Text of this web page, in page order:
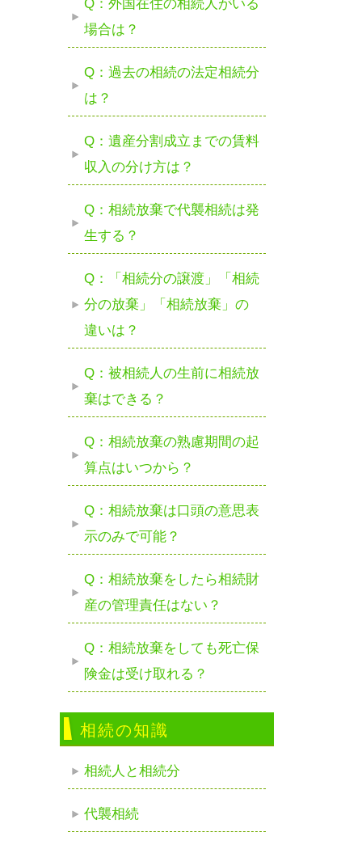
Q：外国在住の相続人がいる
場合は？
Q：過去の相続の法定相続分
は？
Q：遺産分割成立までの賃料
収入の分け方は？
Q：相続放棄で代襲相続は発
生する？
Q：「相続分の譲渡」「相続
分の放棄」「相続放棄」の
違いは？
Q：被相続人の生前に相続放
棄はできる？
Q：相続放棄の熟慮期間の起
算点はいつから？
Q：相続放棄は口頭の意思表
示のみで可能？
Q：相続放棄をしたら相続財
産の管理責任はない？
Q：相続放棄をしても死亡保
険金は受け取れる？
相続の知識
相続人と相続分
代襲相続